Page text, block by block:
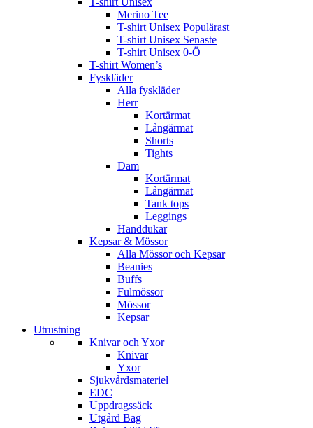
Merino Tee
T-shirt Unisex Populärast
T-shirt Unisex Senaste
T-shirt Unisex 0-Ö
T-shirt Women’s
Fyskläder
Alla fyskläder
Herr
Kortärmat
Långärmat
Shorts
Tights
Dam
Kortärmat
Långärmat
Tank tops
Leggings
Handdukar
Kepsar & Mössor
Alla Mössor och Kepsar
Beanies
Buffs
Fulmössor
Mössor
Kepsar
Utrustning
Knivar och Yxor
Knivar
Yxor
Sjukvårdsmateriel
EDC
Uppdragssäck
Utgård Bag